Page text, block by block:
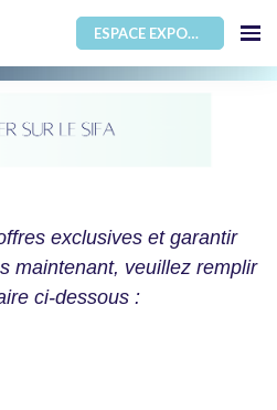
ESPACE EXPOSANT
exclusives et garantir
maintenant, veuillez remplir
ci-dessous :